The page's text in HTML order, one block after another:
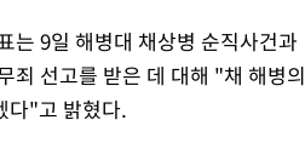
는 9일 해병대 채상병 순직사건과
죄 선고를 받은 데 대해 "채 해병의
다"고 밝혔다.